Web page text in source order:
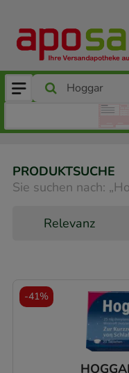
PRODUKTSUCHE
Sie suchen nach: „
-41%